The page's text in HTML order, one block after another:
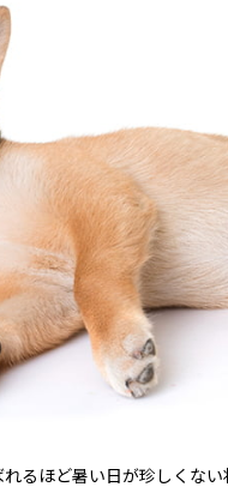
るほど暑い日が珍しくな